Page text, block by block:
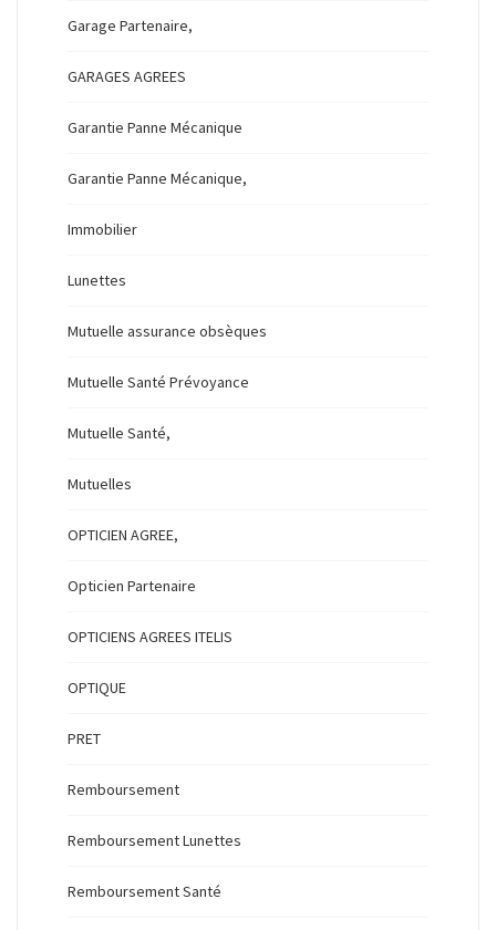
Garage Partenaire,
GARAGES AGREES
Garantie Panne Mécanique
Garantie Panne Mécanique,
Immobilier
Lunettes
Mutuelle assurance obsèques
Mutuelle Santé Prévoyance
Mutuelle Santé,
Mutuelles
OPTICIEN AGREE,
Opticien Partenaire
OPTICIENS AGREES ITELIS
OPTIQUE
PRET
Remboursement
Remboursement Lunettes
Remboursement Santé